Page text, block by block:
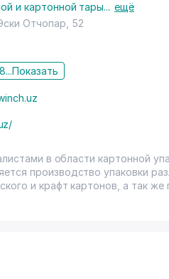
и картонной тары... ещё
Отчопар, 52
Показать
в области картонной
производство упаковки
и крафт картонов, а так же
продукции.